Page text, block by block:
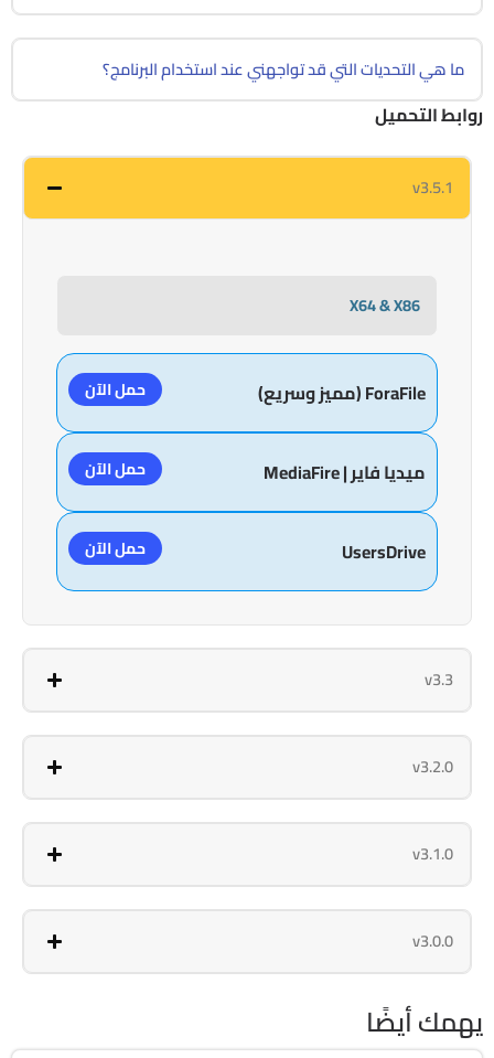
ما هي التحديات التي قد تواجهني عند استخدام البرنامج؟
روابط التحميل
v3.5.1
X64 & X86
ForaFile (مميز وسريع) حمل الآن
ميديا فاير | MediaFire حمل الآن
UsersDrive حمل الآن
v3.3
v3.2.0
v3.1.0
v3.0.0
يهمك أيضًا